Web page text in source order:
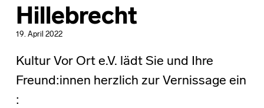
Hillebrecht
19. April 2022
Kultur Vor Ort e.V. lädt Sie und Ihre
Freund:innen herzlich zur Vernissage ein
: